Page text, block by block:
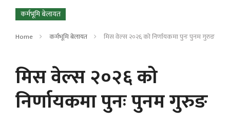
कर्मभूमि बेलायत
Home कर्मभूमि बेलायत मिस वेल्स २०२६ को निर्णायकमा पुनः पुनम गुरुङ
मिस वेल्स २०२६ को
निर्णायकमा पुनः पुनम गुरुङ